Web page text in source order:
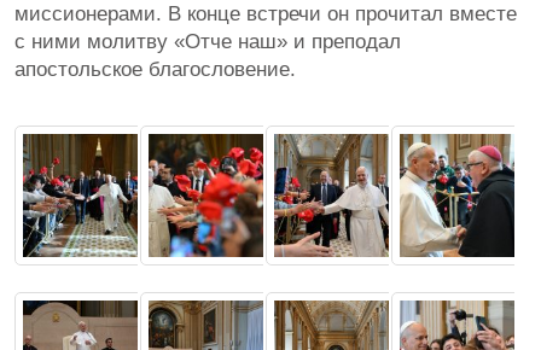
миссионерами. В конце встречи он прочитал вместе
с ними молитву «Отче наш» и преподал
апостольское благословение.